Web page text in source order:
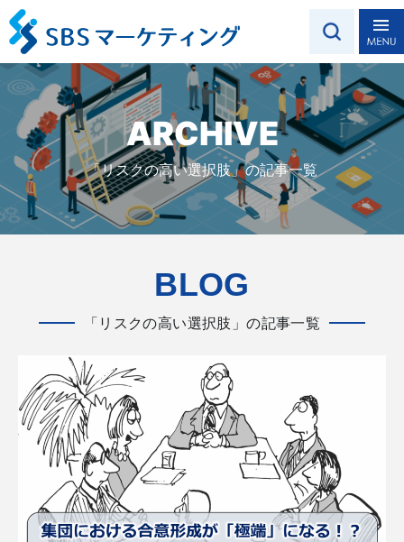
ARCHIVE
「リスクの高い選択肢」の記事一覧
BLOG
「リスクの高い選択肢」の記事一覧